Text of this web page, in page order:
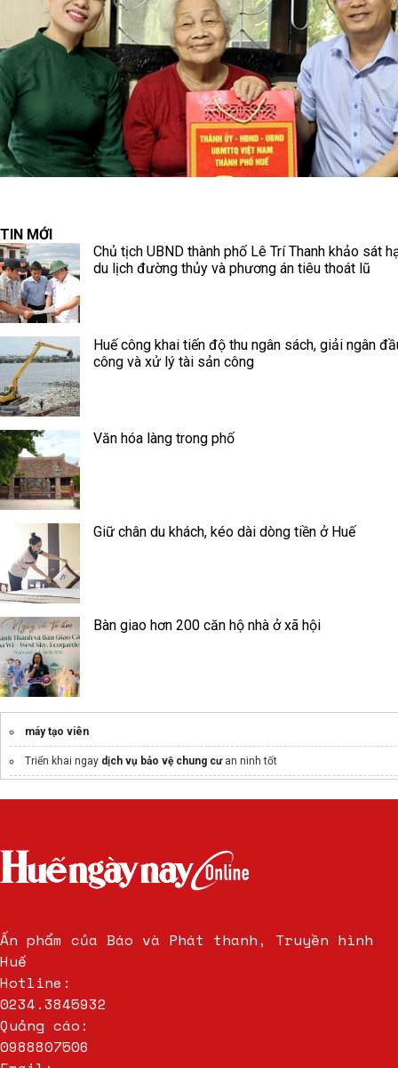
TIN MỚI
Chủ tịch UBND thành phố Lê Trí Thanh khảo sát
du lịch đường thủy và phương án tiêu thoát lũ
Huế công khai tiến độ thu ngân sách, giải ngân
công và xử lý tài sản công
Văn hóa làng trong phố
Giữ chân du khách, kéo dài dòng tiền ở Huế
Bàn giao hơn 200 căn hộ nhà ở xã hội
máy tạo viên
Triển khai ngay dịch vụ bảo vệ chung cưan ninh tốt
Ấn phẩm của Báo và Phát thanh, Truyền hình
Huế
Hotline:
0234.3845932
Quảng cáo:
0988807506